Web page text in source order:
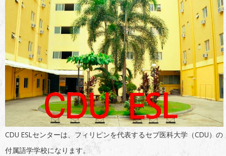
CDU ESLセンターは、フィリピンを代表するセブ医科大学（CDU）の
付属語学学校になります。